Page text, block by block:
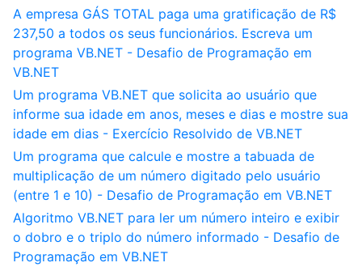
A empresa GÁS TOTAL paga uma gratificação de R$
237,50 a todos os seus funcionários. Escreva um
programa VB.NET - Desafio de Programação em
VB.NET
Um programa VB.NET que solicita ao usuário que
informe sua idade em anos, meses e dias e mostre sua
idade em dias - Exercício Resolvido de VB.NET
Um programa que calcule e mostre a tabuada de
multiplicação de um número digitado pelo usuário
(entre 1 e 10) - Desafio de Programação em VB.NET
Algoritmo VB.NET para ler um número inteiro e exibir
o dobro e o triplo do número informado - Desafio de
Programação em VB.NET